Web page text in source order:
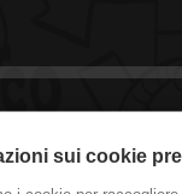
sui cookie